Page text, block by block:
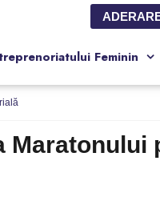
Feminin
Maratonului